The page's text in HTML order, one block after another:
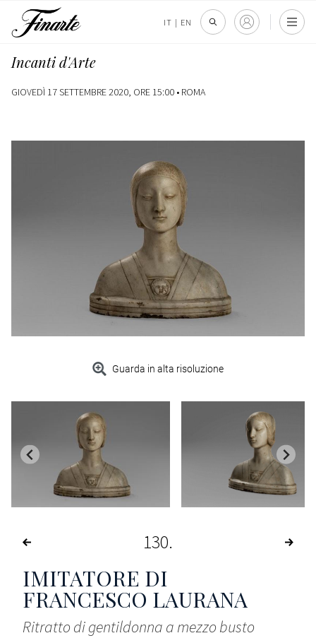
IT | EN
Incanti d'Arte
GIOVEDÌ 17 SETTEMBRE 2020, ORE 15:00 • ROMA
Guarda in alta risoluzione
130
IMITATORE DI
FRANCESCO LAURANA
Ritratto di gentildonna a mezzo busto